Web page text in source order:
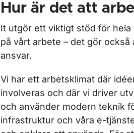
Hur är det att
It utgör ett viktigt stöd för
på vårt arbete – det gör
ansvar.
Vi har ett arbetsklimat där
involveras och där vi driver
och använder modern teknik
infrastruktur och våra e-